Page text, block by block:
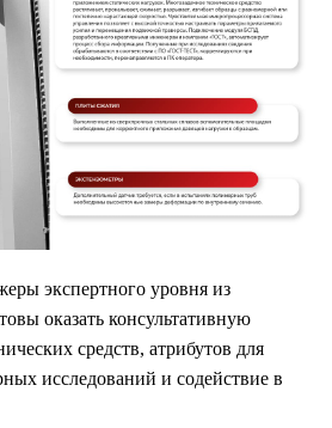
экспертного уровня из
оказать консультативную
средств, атрибутов для
исследований и содействие в